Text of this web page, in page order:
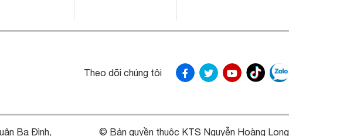
Theo dõi chúng tôi
Ba Đình, © Bản quyền thuộc KTS Nguyễn Hoàng Long